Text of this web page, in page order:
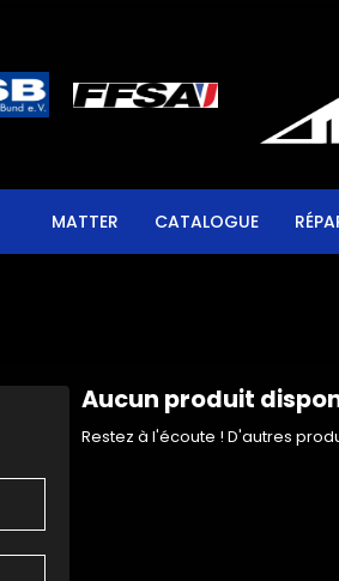
MATTER CATALOGUE
Aucun produit
Restez à l'écoute ! D'autres